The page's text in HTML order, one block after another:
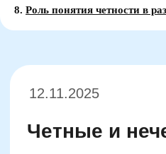
8. Роль понятия четности в
числа в заданиях и
через наглядные и практичные
Четное число — это то, что